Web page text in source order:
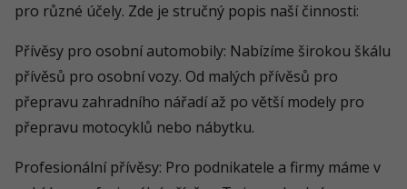
pro různé účely. Zde je stručný popis naší činnosti:
Přívěsy pro osobní automobily: Nabízíme širokou škálu
přívěsů pro osobní vozy. Od malých přívěsů pro
přepravu zahradního nářadí až po větší modely pro
přepravu motocyklů nebo nábytku.
Profesionální přívěsy: Pro podnikatele a firmy máme v